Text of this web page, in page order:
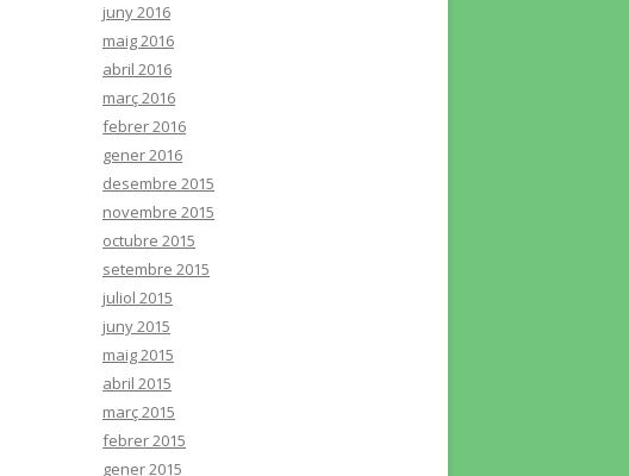
juny 2016
maig 2016
abril 2016
març 2016
febrer 2016
gener 2016
desembre 2015
novembre 2015
octubre 2015
setembre 2015
juliol 2015
juny 2015
maig 2015
abril 2015
març 2015
febrer 2015
gener 2015